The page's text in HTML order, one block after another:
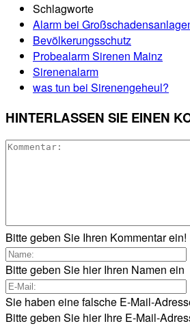
Schlagworte
Alarm bei
Bevölkerungsschutz
Probealarm Sirenen Mainz
Sirenenalarm
was tun bei Sirenengeheul?
HINTERLASSEN SIE EINEN
Bitte geben Sie Ihren Kommentar ein!
Bitte geben Sie hier Ihren Namen ein
Sie haben eine falsche E-Mail-
Bitte geben Sie hier Ihre E-Mail-